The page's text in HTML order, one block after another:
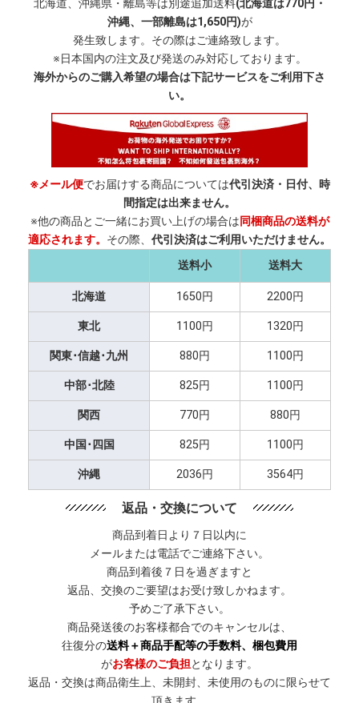
北海道、沖縄県・離島等は別途追加送料(北海道は770円・
沖縄、一部離島は1,650円)が
発生致します。その際はご連絡致します。
※日本国内の注文及び発送のみ対応しております。
海外からのご購入希望の場合は下記サービスをご利用下さ
い。
※メール便でお届けする商品については代引決済・日付、時
間指定は出来ません。
※他の商品とご一緒にお買い上げの場合は 同梱商品の送料が
適応されます。 その際、 代引決済はご利用いただけません。
送料小
送料大
北海道 1650円 2200円
東北 1100円 1320円
関東･信越･九州 880円 1100円
中部･北陸 825円 1100円
関西 770円 880円
中国･四国 825円 1100円
沖縄 2036円 3564円
返品・交換について
商品到着日より７日以内に
メールまたは電話でご連絡下さい。
商品到着後７日を過ぎますと
返品、交換のご要望はお受け致しかねます。
予めご了承下さい。
商品発送後のお客様都合でのキャンセルは、
往復分の送料＋商品手配等の手数料、梱包費用
がお客様のご負担となります。
返品・交換は商品衛生上、未開封、未使用のものに限らせて